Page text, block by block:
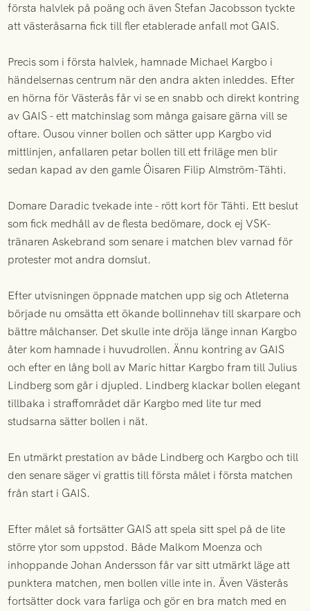
första halvlek på poäng och även Stefan Jacobsson tyckte
att västeråsarna fick till fler etablerade anfall mot GAIS.
Precis som i första halvlek, hamnade Michael Kargbo i
händelsernas centrum när den andra akten inleddes. Efter
en hörna för Västerås får vi se en snabb och direkt kontring
av GAIS - ett matchinslag som många gaisare gärna vill se
oftare. Ousou vinner bollen och sätter upp Kargbo vid
mittlinjen, anfallaren petar bollen till ett friläge men blir
sedan kapad av den gamle Öisaren Filip Almström-Tähti.
Domare Daradic tvekade inte - rött kort för Tähti. Ett beslut
som fick medhåll av de flesta bedömare, dock ej VSK-
tränaren Askebrand som senare i matchen blev varnad för
protester mot andra domslut.
Efter utvisningen öppnade matchen upp sig och Atleterna
började nu omsätta ett ökande bollinnehav till skarpare och
bättre målchanser. Det skulle inte dröja länge innan Kargbo
åter kom hamnade i huvudrollen. Ännu kontring av GAIS
och efter en lång boll av Maric hittar Kargbo fram till Julius
Lindberg som går i djupled. Lindberg klackar bollen elegant
tillbaka i straffområdet där Kargbo med lite tur med
studsarna sätter bollen i nät.
En utmärkt prestation av både Lindberg och Kargbo och till
den senare säger vi grattis till första målet i första matchen
från start i GAIS.
Efter målet så fortsätter GAIS att spela sitt spel på de lite
större ytor som uppstod. Både Malkom Moenza och
inhoppande Johan Andersson får var sitt utmärkt läge att
punktera matchen, men bollen ville inte in. Även Västerås
fortsätter dock vara farliga och gör en bra match med en